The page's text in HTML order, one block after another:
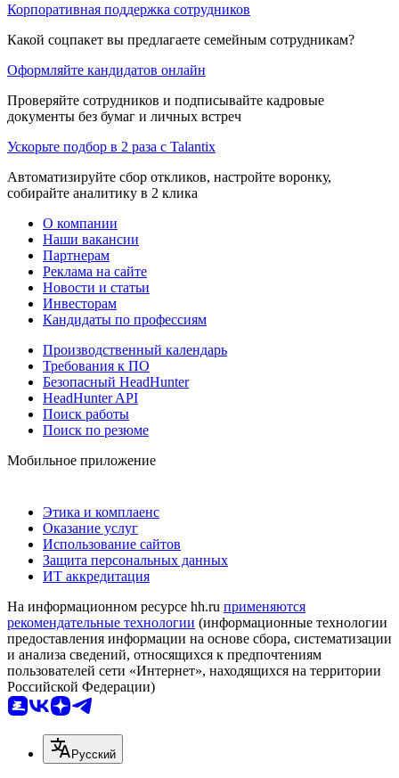
Корпоративная поддержка сотрудников
Какой соцпакет вы предлагаете семейным сотрудникам?
Оформляйте кандидатов онлайн
Проверяйте сотрудников и подписывайте кадровые
документы без бумаг и личных встреч
Ускорьте подбор в 2 раза с Talantix
Автоматизируйте сбор откликов, настройте воронку,
собирайте аналитику в 2 клика
О компании
Наши вакансии
Партнерам
Реклама на сайте
Новости и статьи
Инвесторам
Кандидаты по профессиям
Производственный календарь
Требования к ПО
Безопасный HeadHunter
HeadHunter API
Поиск работы
Поиск по резюме
Мобильное приложение
Этика и комплаенс
Оказание услуг
Использование сайтов
Защита персональных данных
ИТ аккредитация
На информационном ресурсе hh.ru применяются
рекомендательные технологии (информационные технологии
предоставления информации на основе сбора, систематизации
и анализа сведений, относящихся к предпочтениям
пользователей сети «Интернет», находящихся на территории
Российской Федерации)
Русский